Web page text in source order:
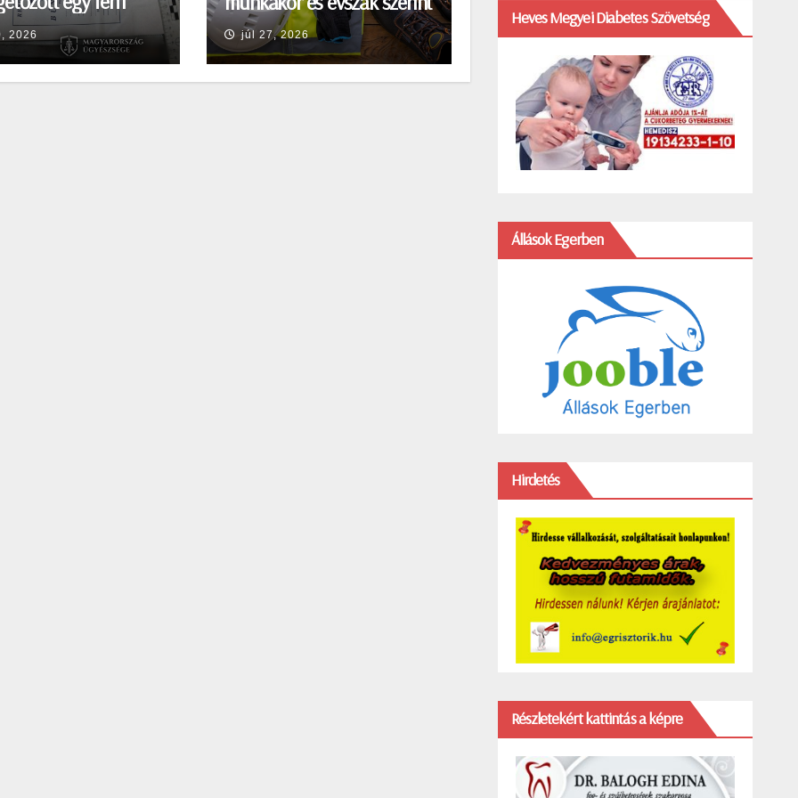
2026 júl 27, 2026
Heves Megyei Diabetes Szövetség
Állások Egerben
Hirdetés
Részletekért kattintás a képre